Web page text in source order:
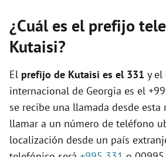
¿Cuál es el prefijo
Kutaisi?
El prefijo de Kutaisi es el 331 y el
internacional de Georgia es el
se recibe una llamada desde esta
llamar a un número de teléfono
localización desde un país